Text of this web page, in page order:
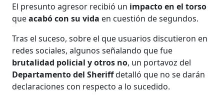
El presunto agresor recibió un impacto en el torso
queacabó con su vida en cuestión de segundos.
Tras el suceso, sobre el que usuarios discutieron en
redes sociales, algunos señalando que fue
brutalidad policial y otros no, un portavoz del
Departamento del Sheriffdetalló que no se darán
declaraciones con respecto a lo sucedido.